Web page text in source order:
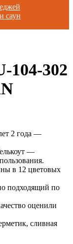
саун
104-302
2 года —
—
в 12 цветовых
подходящий по
оценили
сливная